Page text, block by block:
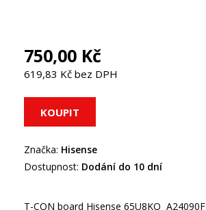
750,00 Kč
619,83 Kč bez DPH
Značka: Hisense
Dostupnost: Dodání do 10 dní
T-CON board Hisense 65U8KQ A24090F